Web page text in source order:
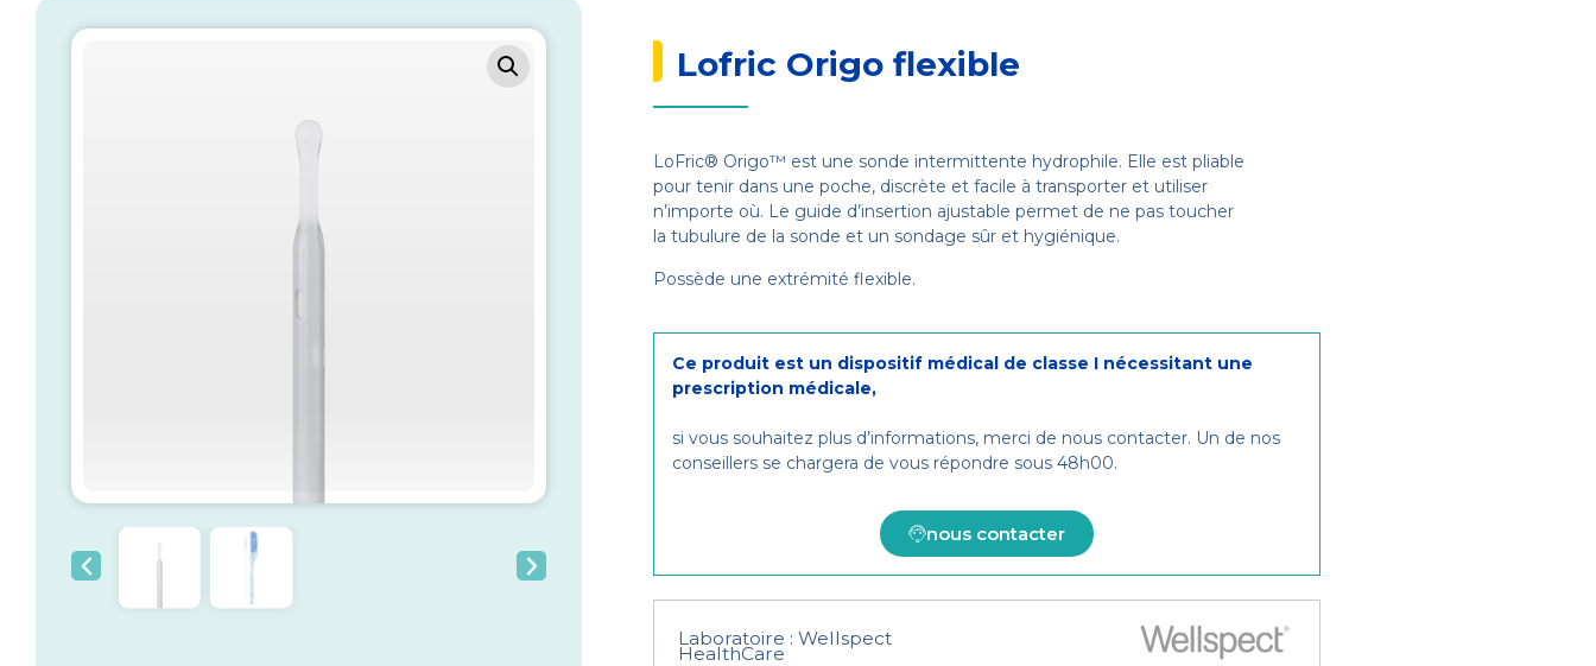
Lofric Origo flexible
LoFric® Origo™ est une sonde intermittente hydrophile. Elle est pliable
pour tenir dans une poche, discrète et facile à transporter et utiliser
n’importe où. Le guide d’insertion ajustable permet de ne pas toucher
la tubulure de la sonde et un sondage sûr et hygiénique.
Possède une extrémité flexible.
Ce produit est un dispositif médical de classe I nécessitant une
prescription médicale,
si vous souhaitez plus d’informations, merci de nous contacter. Un de nos
conseillers se chargera de vous répondre sous 48h00.
nous contacter
Laboratoire :Wellspect
HealthCare